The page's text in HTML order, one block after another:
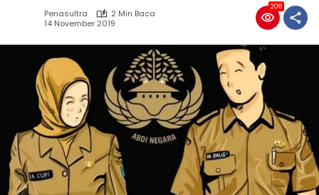
Penasultra
2 Min Baca
14 November 2019
208